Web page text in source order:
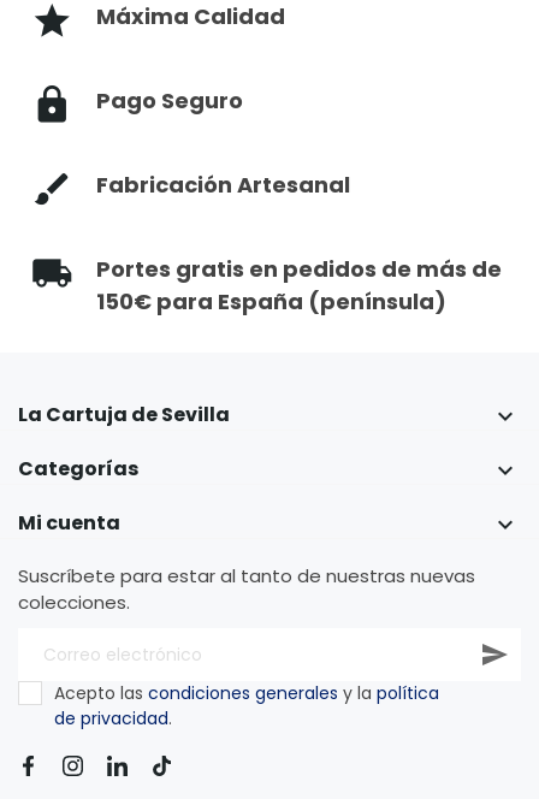
Máxima Calidad
Pago Seguro
Fabricación Artesanal
Portes gratis en pedidos de más de
150€ para España (península)
La Cartuja de Sevilla 
Categorías 
Mi cuenta 
Suscríbete para estar al tanto de nuestras nuevas
colecciones.
Acepto las condiciones generales y la política
de privacidad.